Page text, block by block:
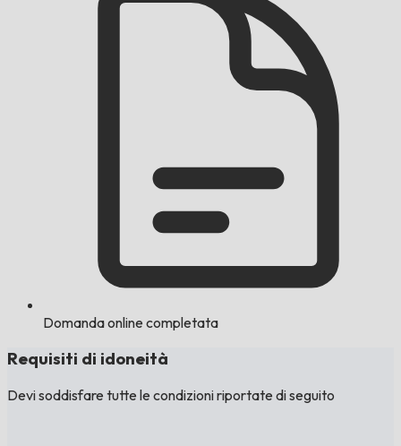
Domanda online completata
Requisiti di idoneità
Devi soddisfare tutte le condizioni riportate di seguito